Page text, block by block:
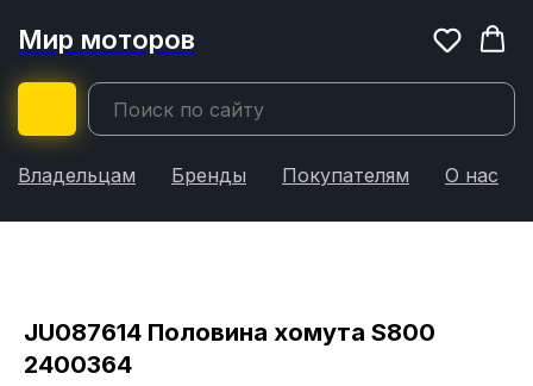
Мир моторов
Владельцам Бренды Покупателям О нас
JU087614 Половина хомута S800
2400364